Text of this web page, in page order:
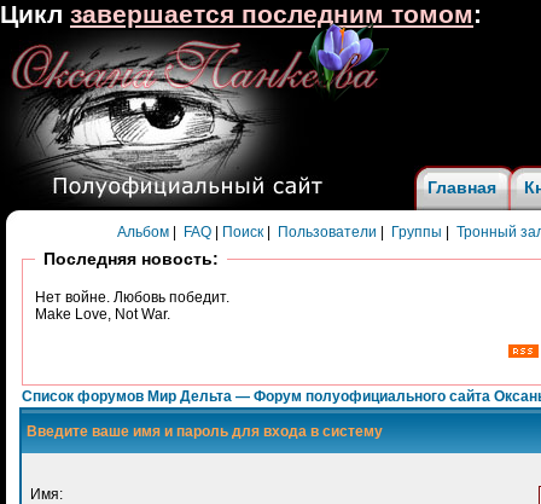
Главная
Альбом FAQ Поиск Пользователи Группы Тронный
Последняя новость:
Нет войне. Любовь победит.
Make Love, Not War.
Список форумов Мир Дельта — Форум полуофициального сайта
Введите ваше имя и пароль для входа в систему
Имя:
Цикл завершается последним томом: